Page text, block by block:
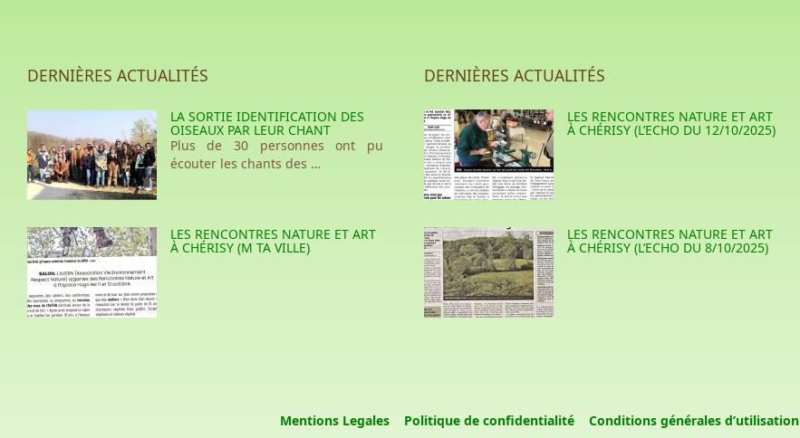
DERNIÈRES ACTUALITÉS
LA SORTIE IDENTIFICATION DES
OISEAUX PAR LEUR CHANT
Plus de 30 personnes ont pu
écouter les chants des …
LES RENCONTRES NATURE ET ART
À CHÉRISY (M TA VILLE)
DERNIÈRES ACTUALITÉS
LES RENCONTRES NATURE ET ART
À CHÉRISY (L’ECHO DU 12/10/2025)
LES RENCONTRES NATURE ET ART
À CHÉRISY (L’ECHO DU 8/10/2025)
Mentions Legales Politique de confidentialité Conditions générales d’utilisation